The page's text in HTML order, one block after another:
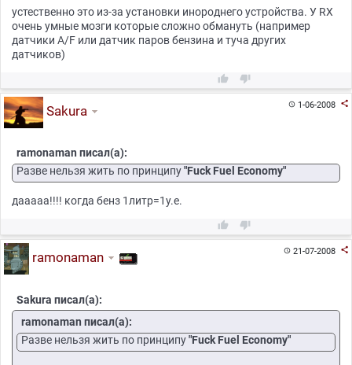
устественно это из-за установки инороднего устройства. У RX
очень умные мозги которые сложно обмануть (например
датчики A/F или датчик паров бензина и туча других
датчиков)
 
1-06-2008 
Sakura
ramonaman писал(а):
Разве нельзя жить по принципу"Fuck Fuel Economy"
дааааа!!!! когда бенз 1литр=1у.е.
 
21-07-2008 
ramonaman
Sakura писал(а):
ramonaman писал(а):
Разве нельзя жить по принципу"Fuck Fuel Economy"